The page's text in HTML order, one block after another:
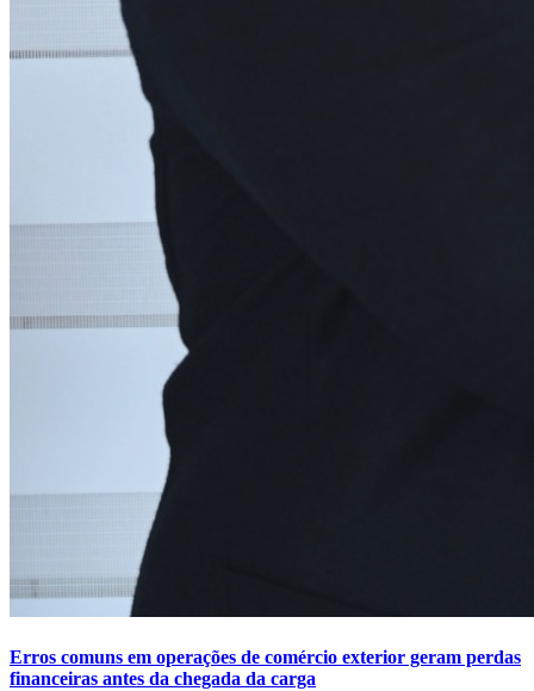
Erros comuns em operações de comércio exterior geram perdas
financeiras antes da chegada da carga